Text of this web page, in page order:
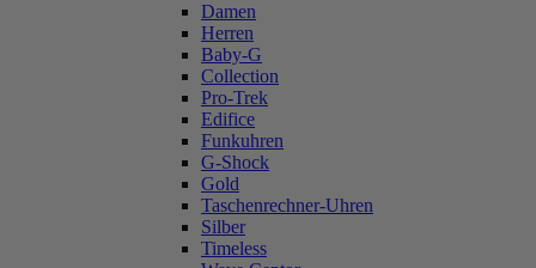
Damen
Herren
Baby-G
Collection
Pro-Trek
Edifice
Funkuhren
G-Shock
Gold
Taschenrechner-Uhren
Silber
Timeless